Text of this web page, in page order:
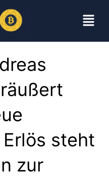
steht
zur